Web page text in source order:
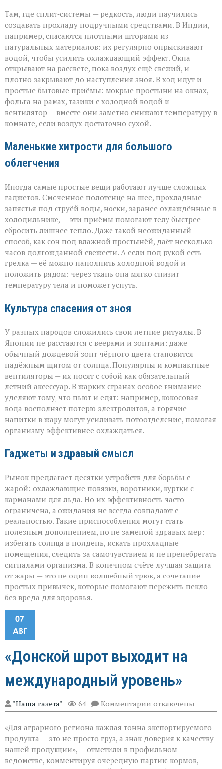
Там, где сплит‑системы — редкость, люди научились
создавать прохладу подручными средствами. В Индии,
например, спасаются плотными шторами из
натуральных материалов: их регулярно опрыскивают
водой, чтобы усилить охлаждающий эффект. Окна
открывают на рассвете, пока воздух ещё свежий, и
плотно закрывают до наступления зноя. В ход идут и
простые бытовые приёмы: мокрые простыни на окнах,
фольга на рамах, тазики с холодной водой и
вентилятор — вместе они заметно снижают температуру в
комнате, если воздух достаточно сухой.
Маленькие хитрости для большого
облегчения
Иногда самые простые вещи работают лучше сложных
гаджетов. Смоченное полотенце на шее, прохладные
запястья под струёй воды, носки, заранее охлаждённые в
холодильнике, — эти приёмы помогают телу быстрее
сбросить лишнее тепло. Даже такой неожиданный
способ, как сон под влажной простынёй, даёт несколько
часов долгожданной свежести. А если под рукой есть
грелка — её можно наполнить холодной водой и
положить рядом: через ткань она мягко снизит
температуру тела и поможет уснуть.
Культура спасения от зноя
У разных народов сложились свои летние ритуалы. В
Японии не расстаются с веерами и зонтами: даже
обычный дождевой зонт чёрного цвета становится
надёжным щитом от солнца. Популярны и компактные
вентиляторы — их носят с собой как обязательный
летний аксессуар. В жарких странах особое внимание
уделяют тому, что пьют и едят: например, кокосовая
вода восполняет потерю электролитов, а горячие
напитки в жару могут усиливать потоотделение, помогая
организму эффективнее охлаждаться.
Гаджеты и здравый смысл
Рынок предлагает десятки устройств для борьбы с
жарой: охлаждающие повязки, воротники, куртки с
карманами для льда. Но их эффективность часто
ограничена, а ожидания не всегда совпадают с
реальностью. Такие приспособления могут стать
полезным дополнением, но не заменой здравых мер:
избегать солнца в полдень, искать прохладные
помещения, следить за самочувствием и не пренебрегать
сигналами организма. В конечном счёте лучшая защита
от жары — это не один волшебный трюк, а сочетание
простых привычек, которые помогают пережить пекло
без вреда для здоровья.
07
АВГ
«Донской шрот выходит на
международный уровень»
"Наша газета" 64 Комментарии к
записи
шрот
выходит
международный
уровень»
отключены
«Для аграрного региона каждая тонна экспортируемого
продукта — это не просто груз, а знак доверия к качеству
нашей продукции», — отметили в профильном
ведомстве, комментируя очередную партию кормов,